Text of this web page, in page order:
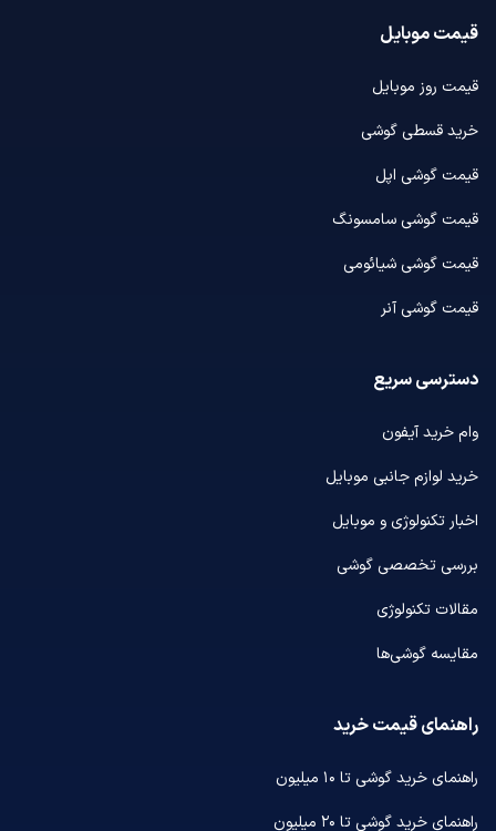
قیمت موبایل
قیمت روز موبایل
خرید قسطی گوشی
قیمت گوشی اپل
قیمت گوشی سامسونگ
قیمت گوشی شیائومی
قیمت گوشی آنر
دسترسی سریع
وام خرید آیفون
خرید لوازم جانبی موبایل
اخبار تکنولوژی و موبایل
بررسی تخصصی گوشی
مقالات تکنولوژی
مقایسه گوشی‌ها
راهنمای قیمت خرید
راهنمای خرید گوشی تا ۱۰ میلیون
راهنمای خرید گوشی تا ۲۰ میلیون